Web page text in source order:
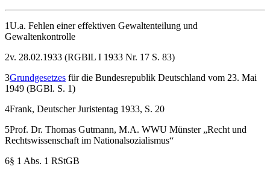
1U.a. Fehlen einer effektiven Gewaltenteilung und
Gewaltenkontrolle
2v. 28.02.1933 (RGBlL I 1933 Nr. 17 S. 83)
3Grundgesetzes für die Bundesrepublik Deutschland vom 23. Mai
1949 (BGBl. S. 1)
4Frank, Deutscher Juristentag 1933, S. 20
5Prof. Dr. Thomas Gutmann, M.A. WWU Münster „Recht und
Rechtswissenschaft im Nationalsozialismus“
6§ 1 Abs. 1 RStGB